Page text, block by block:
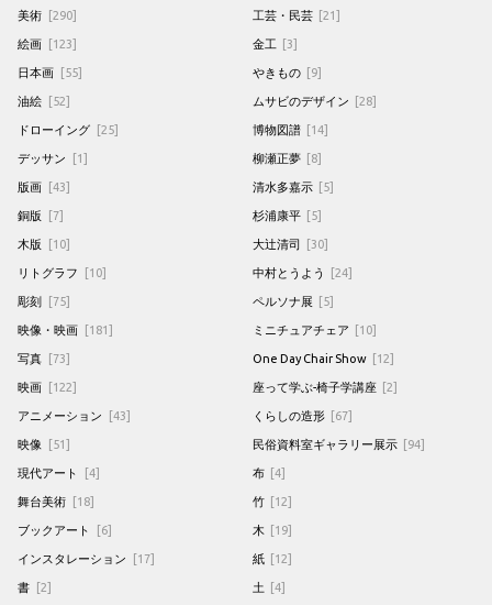
美術 [290]
絵画 [123]
日本画 [55]
油絵 [52]
ドローイング [25]
デッサン [1]
版画 [43]
銅版 [7]
木版 [10]
リトグラフ [10]
彫刻 [75]
映像・映画 [181]
写真 [73]
映画 [122]
アニメーション [43]
映像 [51]
現代アート [4]
舞台美術 [18]
ブックアート [6]
インスタレーション [17]
書 [2]
工芸・民芸 [21]
金工 [3]
やきもの [9]
ムサビのデザイン [28]
博物図譜 [14]
柳瀬正夢 [8]
清水多嘉示 [5]
杉浦康平 [5]
大辻清司 [30]
中村とうよう [24]
ペルソナ展 [5]
ミニチュアチェア [10]
One Day Chair Show [12]
座って学ぶ-椅子学講座 [2]
くらしの造形 [67]
民俗資料室ギャラリー展示 [94]
布 [4]
竹 [12]
木 [19]
紙 [12]
土 [4]